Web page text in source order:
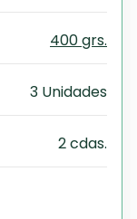
400 grs.
3 Unidades
2 cdas.